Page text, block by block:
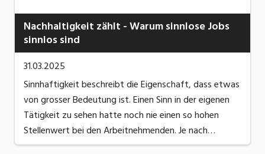
Nachhaltigkeit zählt - Warum sinnlose Jobs
sinnlos sind
31.03.2025
Sinnhaftigkeit beschreibt die Eigenschaft, dass etwas
von grosser Bedeutung ist. Einen Sinn in der eigenen
Tätigkeit zu sehen hatte noch nie einen so hohen
Stellenwert bei den Arbeitnehmenden. Je nach
Branche und Tätigkeit ergibt sich mehr oder weniger